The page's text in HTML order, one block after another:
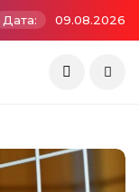
Дата: 09.08.2026